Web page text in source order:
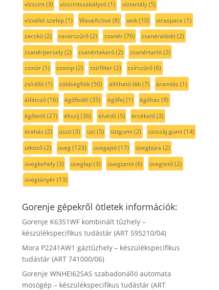
vízszint(3) vízszintszabályzó(1) víztartály(5)
vízváltó szelep(1) WaveActive (8) wok(10) xtraspace (1)
zacskó(2) zavarszűrő(2) zsanér(76) zsanéralátét(2)
zsanérpersely(2) zsanértakaró(2) zsanértartó(2)
zsinór(1) zsomp(2) zsírfilter(2) zsírszűrő(6)
zsírálló(1) zöldségfiók(50) állítható láb(7) áramlás (1)
átlátszó(16) égőfedél (35) égőfej (1) égőház (9)
égőtető(27) ékszíj (36) élvédő(5) érzékelő(3)
óraház (2) úszó(3) üst(5) üstgumi (2) üstszáj gumi (14)
ütköző(2) üveg(123) üvegajtó(17) üvegbúra (2)
üvegkehely(3) üveglap(3) üvegtartó(6) üvegtető(2)
üvegtányér(13)
Gorenje gépekről ötletek információk:
Gorenje K6351WF kombinált tűzhely –
készülékspecifikus tudástár (ART 595210/04)
Mora P2241AW1 gáztűzhely – készülékspecifikus
tudástár (ART 741000/06)
Gorenje WNHEI62SAS szabadonálló automata
mosógép – készülékspecifikus tudástár (ART